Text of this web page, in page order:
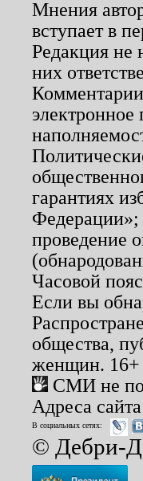
Мнения
вступает в
Редакция не
них
электронное
гарантиях
Федерации»;
проведение
Часовой
Если вы
общества,
женщин. 16+
СМИ не
Адреса
В социальных сетях:
© Дебри-